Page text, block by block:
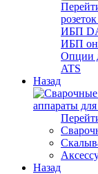
ИБП
ИБП
Опции
ATS
Назад
аппараты
Назад